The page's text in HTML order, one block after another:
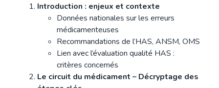
Introduction : enjeux et contexte
Données nationales sur les erreurs
médicamenteuses
Recommandations de l’HAS, ANSM, OMS
Lien avec l’évaluation qualité HAS :
critères concernés
Le circuit du médicament – Décryptage des